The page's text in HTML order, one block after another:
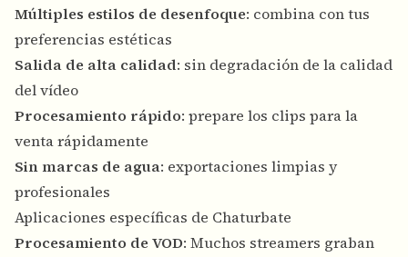
Múltiples estilos de desenfoque: combina con tus
preferencias estéticas
Salida de alta calidad: sin degradación de la calidad
del vídeo
Procesamiento rápido: prepare los clips para la
venta rápidamente
Sin marcas de agua: exportaciones limpias y
profesionales
Aplicaciones específicas de Chaturbate
Procesamiento de VOD: Muchos streamers graban